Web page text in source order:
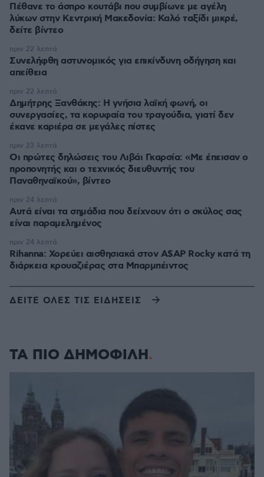
Πέθανε το άσπρο κουτάβι που συμβίωνε με αγέλη
λύκων στην Κεντρική Μακεδονία: Καλό ταξίδι μικρέ,
δείτε βίντεο
Συνελήφθη αστυνομικός για επικίνδυνη οδήγηση και
απείθεια
πριν 22 λεπτά
Δημήτρης Ξανθάκης: Η γνήσια λαϊκή φωνή, οι
συνεργασίες, τα κορυφαία του τραγούδια, γιατί δεν
έκανε καριέρα σε μεγάλες πίστες
πριν 22 λεπτά
Οι πρώτες δηλώσεις του Λιβάι Γκαρσία: «Με έπεισαν ο
προπονητής και ο τεχνικός διευθυντής του
Παναθηναϊκού», βίντεο
πριν 23 λεπτά
Αυτά είναι τα σημάδια που δείχνουν ότι ο σκύλος σας
είναι παραμελημένος
πριν 24 λεπτά
Rihanna: Χορεύει αισθησιακά στον A$AP Rocky κατά τη
διάρκεια κρουαζιέρας στα Μπαρμπέιντος
πριν 24 λεπτά
ΔΕΙΤΕ ΟΛΕΣ ΤΙΣ ΕΙΔΗΣΕΙΣ
ΤΑ ΠΙΟ ΔΗΜΟΦΙΛΗ